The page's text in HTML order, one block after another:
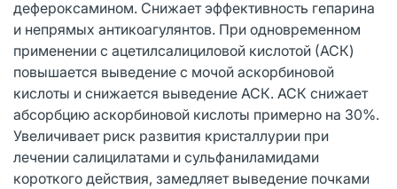
дефероксамином. Снижает эффективность гепарина
и непрямых антикоагулянтов. При одновременном
применении с ацетилсалициловой кислотой (АСК)
повышается выведение с мочой аскорбиновой
кислоты и снижается выведение АСК. АСК снижает
абсорбцию аскорбиновой кислоты примерно на 30%.
Увеличивает риск развития кристаллурии при
лечении салицилатами и сульфаниламидами
короткого действия, замедляет выведение почками